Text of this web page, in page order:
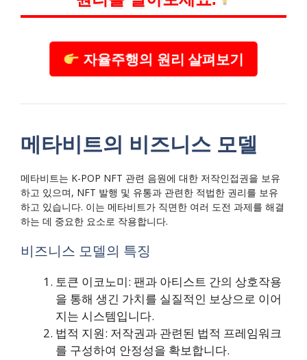
자율주행의 원리 살펴보기
메타비트의 비즈니스 모델
메타비트는 K-POP NFT 관련 음원에 대한 저작인접권을 보유
하고 있으며, NFT 발행 및 유통과 관련한 적법한 권리를 보유
하고 있습니다. 이는 메타비트가 직면한 여러 도전 과제를 해결
하는 데 중요한 요소로 작용합니다.
비즈니스 모델의 특징
토큰 이코노미: 팬과 아티스트 간의 상호작용
을 통해 생긴 가치를 실질적인 보상으로 이어
지는 시스템입니다.
법적 지원: 저작권과 관련된 법적 프레임워크
를 구성하여 안정성을 확보합니다.